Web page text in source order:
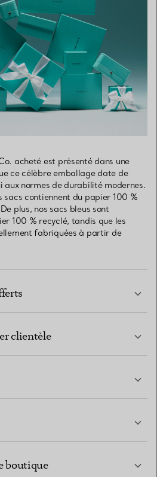
acheté est présenté dans une
ce célèbre emballage date de
aux normes de durabilité modernes.
sacs contiennent du papier 100 %
plus, nos sacs bleus sont
100 % recyclé, tandis que les
fabriquées à partir de
clientèle
boutique